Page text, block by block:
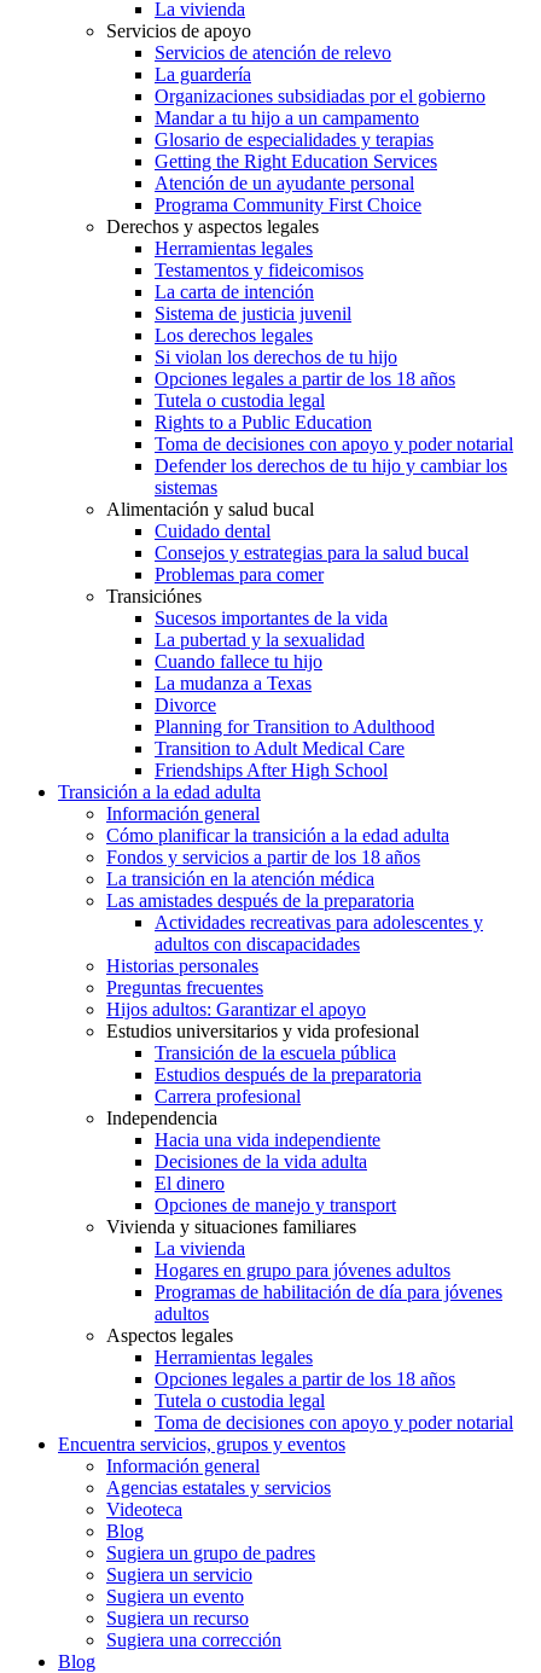
La vivienda
Servicios de apoyo
Servicios de atención de relevo
La guardería
Organizaciones subsidiadas por el gobierno
Mandar a tu hijo a un campamento
Glosario de especialidades y terapias
Getting the Right Education Services
Atención de un ayudante personal
Programa Community First Choice
Derechos y aspectos legales
Herramientas legales
Testamentos y fideicomisos
La carta de intención
Sistema de justicia juvenil
Los derechos legales
Si violan los derechos de tu hijo
Opciones legales a partir de los 18 años
Tutela o custodia legal
Rights to a Public Education
Toma de decisiones con apoyo y poder notarial
Defender los derechos de tu hijo y cambiar los
sistemas
Alimentación y salud bucal
Cuidado dental
Consejos y estrategias para la salud bucal
Problemas para comer
Transiciónes
Sucesos importantes de la vida
La pubertad y la sexualidad
Cuando fallece tu hijo
La mudanza a Texas
Divorce
Planning for Transition to Adulthood
Transition to Adult Medical Care
Friendships After High School
Transición a la edad adulta
Información general
Cómo planificar la transición a la edad adulta
Fondos y servicios a partir de los 18 años
La transición en la atención médica
Las amistades después de la preparatoria
Actividades recreativas para adolescentes y
adultos con discapacidades
Historias personales
Preguntas frecuentes
Hijos adultos: Garantizar el apoyo
Estudios universitarios y vida profesional
Transición de la escuela pública
Estudios después de la preparatoria
Carrera profesional
Independencia
Hacia una vida independiente
Decisiones de la vida adulta
El dinero
Opciones de manejo y transport
Vivienda y situaciones familiares
La vivienda
Hogares en grupo para jóvenes adultos
Programas de habilitación de día para jóvenes
adultos
Aspectos legales
Herramientas legales
Opciones legales a partir de los 18 años
Tutela o custodia legal
Toma de decisiones con apoyo y poder notarial
Encuentra servicios, grupos y eventos
Información general
Agencias estatales y servicios
Videoteca
Blog
Sugiera un grupo de padres
Sugiera un servicio
Sugiera un evento
Sugiera un recurso
Sugiera una corrección
Blog